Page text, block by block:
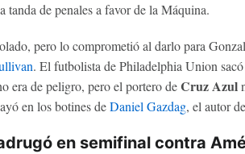
tanda de penales a favor de la Máquina.
pero lo comprometió al darlo para
. El futbolista de Philadelphia Union
era de peligro, pero el portero deCruz Azul
en los botines deDaniel Gazdag, el autor
en semifinal contra